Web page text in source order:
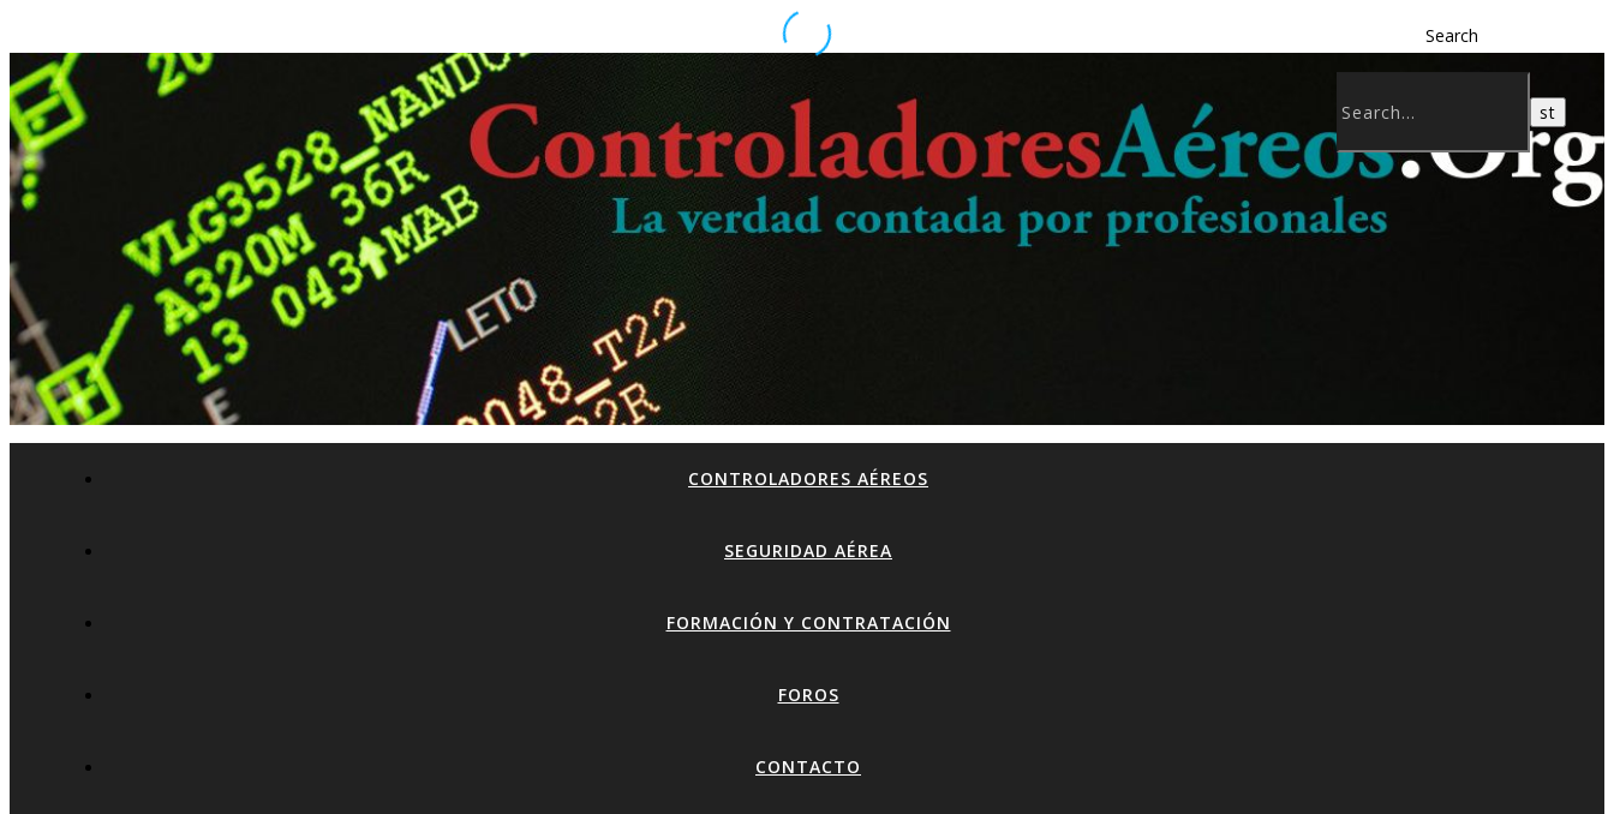
Search
CONTROLADORES AÉREOS
SEGURIDAD AÉREA
FORMACIÓN Y CONTRATACIÓN
FOROS
CONTACTO